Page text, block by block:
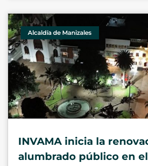
Alcaldía de Manizales
INVAMA inicia la
alumbrado público en